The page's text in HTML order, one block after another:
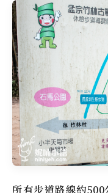
所有步道路線約